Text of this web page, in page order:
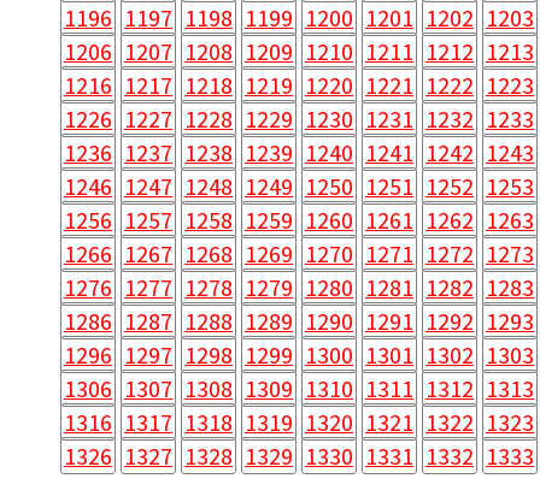
1196 1197 1198 1199 1200 1201 1202 1203
1206 1207 1208 1209 1210 1211 1212 1213
1216 1217 1218 1219 1220 1221 1222 1223
1226 1227 1228 1229 1230 1231 1232 1233
1236 1237 1238 1239 1240 1241 1242 1243
1246 1247 1248 1249 1250 1251 1252 1253
1256 1257 1258 1259 1260 1261 1262 1263
1266 1267 1268 1269 1270 1271 1272 1273
1276 1277 1278 1279 1280 1281 1282 1283
1286 1287 1288 1289 1290 1291 1292 1293
1296 1297 1298 1299 1300 1301 1302 1303
1306 1307 1308 1309 1310 1311 1312 1313
1316 1317 1318 1319 1320 1321 1322 1323
1326 1327 1328 1329 1330 1331 1332 1333